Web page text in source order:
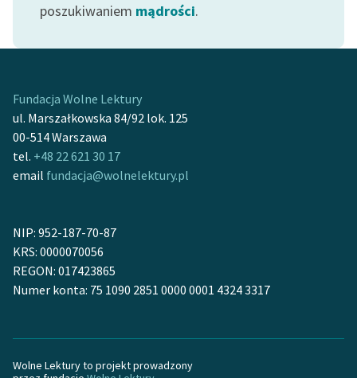
poszukiwaniem mądrości.
Fundacja Wolne Lektury
ul. Marszałkowska 84/92 lok. 125
00-514 Warszawa
tel. +48 22 621 30 17
email fundacja@wolnelektury.pl
NIP: 952-187-70-87
KRS: 0000070056
REGON: 017423865
Numer konta: 75 1090 2851 0000 0001 4324 3317
Wolne Lektury to projekt prowadzony